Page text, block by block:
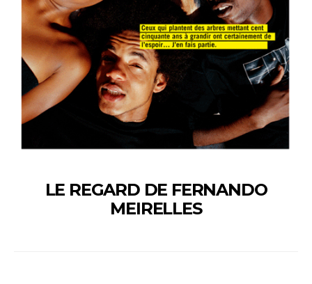
LE REGARD DE FERNANDO
MEIRELLES